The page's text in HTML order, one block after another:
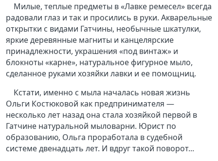
Милые, теплые предметы в «Лавке ремесел» всегда
радовали глаз и так и просились в руки. Акварельные
открытки с видами Гатчины, необычные шкатулки,
яркие деревянные магниты и канцелярские
принадлежности, украшения «под винтаж» и
блокноты «карне», натуральное фигурное мыло,
сделанное руками хозяйки лавки и ее помощниц.
Кстати, именно с мыла началась новая жизнь
Ольги Костюковой как предпринимателя —
несколько лет назад она стала хозяйкой первой в
Гатчине натуральной мыловарни. Юрист по
образованию, Ольга проработала в судебной
системе двенадцать лет. И вдруг такой поворот...